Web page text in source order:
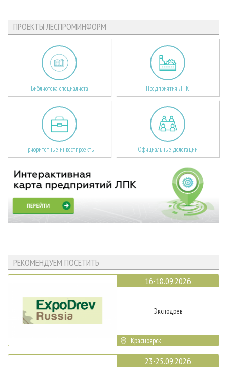
ПРОЕКТЫ ЛЕСПРОМИНФОРМ
Библиотека специалиста Предприятия ЛПК
Приоритетные инвестпроекты Официальные делегации
РЕКОМЕНДУЕМ ПОСЕТИТЬ
16-18.09.2026
Эксподрев
Красноярск
23-25.09.2026